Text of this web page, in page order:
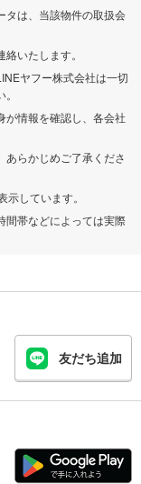
タは、当該物件の取扱会
いたします。
ヤフー株式会社は一切
が情報を確認し、各会社
らかじめご了承くださ
しています。
間帯などによっては実際
友だち追加